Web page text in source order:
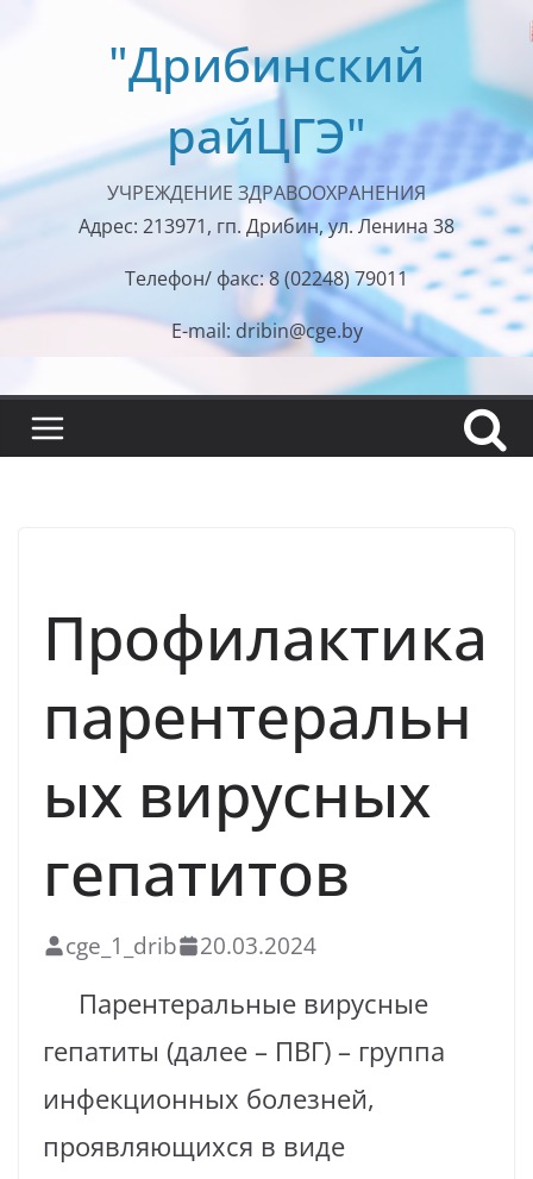
содержимому"Дрибинский
райЦГЭ"
УЧРЕЖДЕНИЕ ЗДРАВООХРАНЕНИЯ
Адрес: 213971, гп. Дрибин, ул. Ленина 38
Телефон/ факс: 8 (02248) 79011
E-mail: dribin@cge.by
Профилактика
парентеральн
ых вирусных
гепатитов
cge_1_drib 20.03.2024
Парентеральные вирусные
гепатиты (далее – ПВГ) – группа
инфекционных болезней,
проявляющихся в виде